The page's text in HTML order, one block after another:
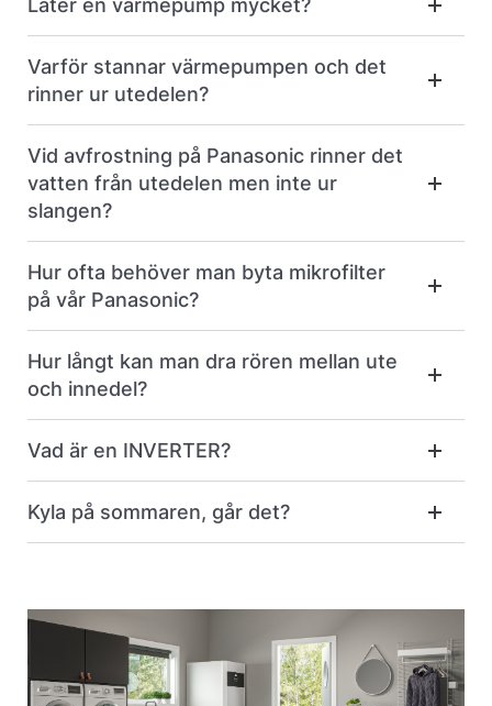
Låter en värmepump mycket?
Varför stannar värmepumpen och det
rinner ur utedelen?
Vid avfrostning på Panasonic rinner det
vatten från utedelen men inte ur
slangen?
Hur ofta behöver man byta mikrofilter
på vår Panasonic?
Hur långt kan man dra rören mellan ute
och innedel?
Vad är en INVERTER?
Kyla på sommaren, går det?